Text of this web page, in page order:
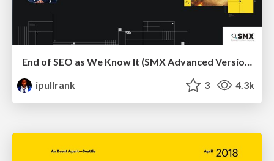
End of SEO as We Know It (SMX Advanced Version)
ipullrank
3 4.3k